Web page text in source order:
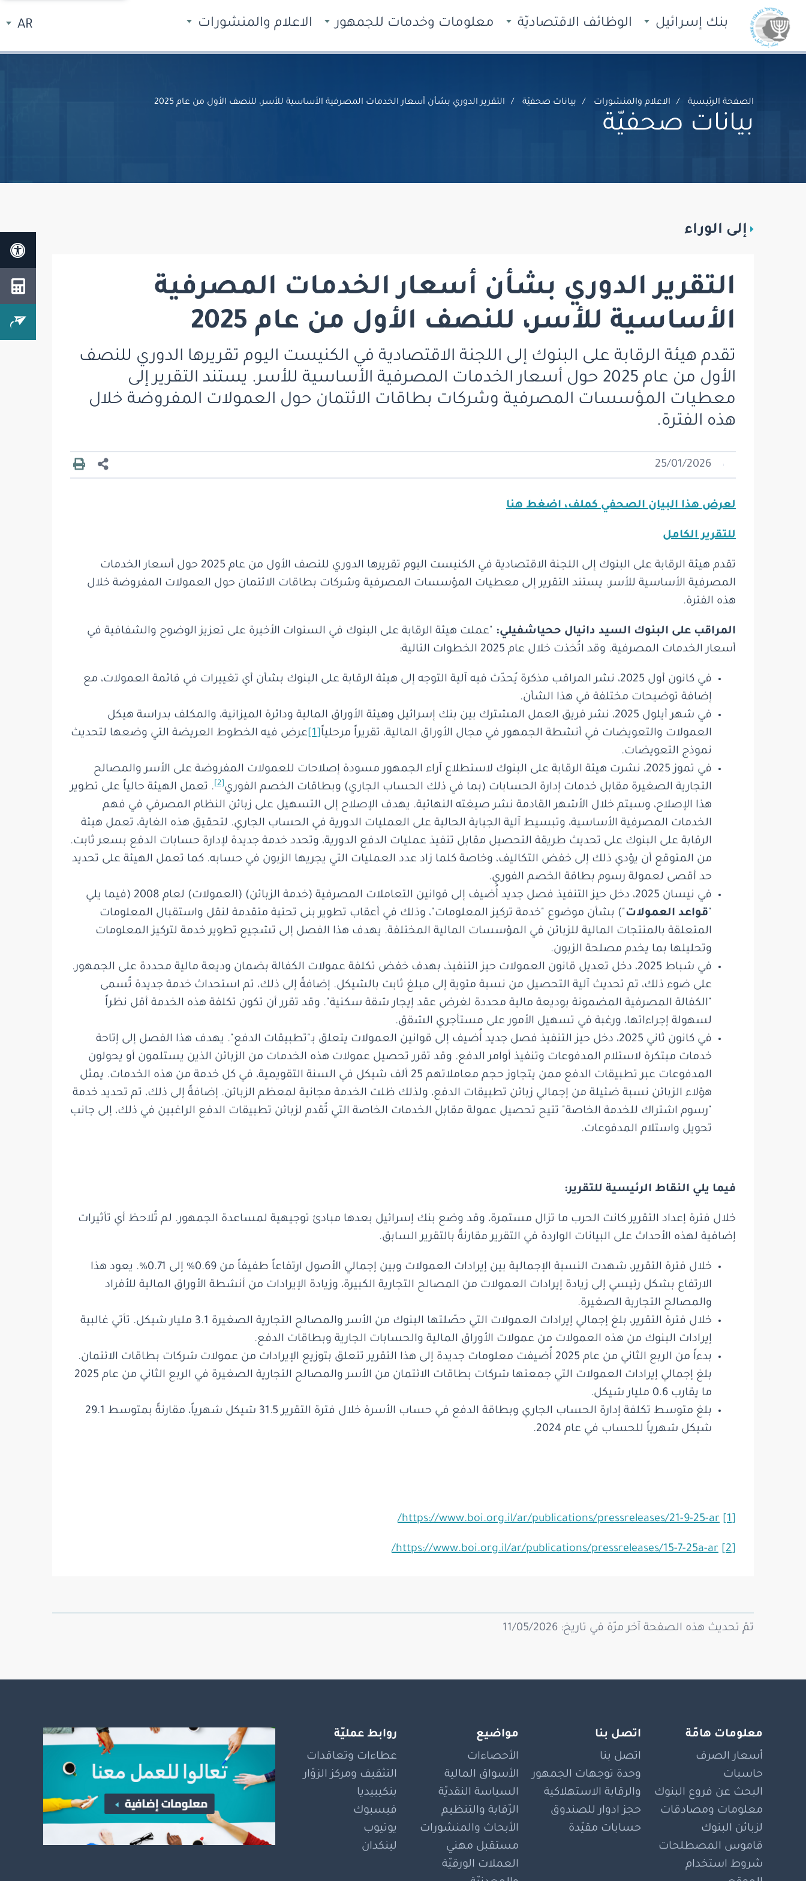
بنك إسرائيل الوظائف الاقتصاديّة معلومات وخدمات للجمهور الاعلام والمنشورات AR
الصفحة الرئيسية الاعلام والمنشورات بيانات صحفيّة التقرير الدوري بشأن أسعار الخدمات المصرفية الأساسية للأسر، للنصف الأول من عام 2025
بيانات صحفيّة
إلى الوراء
التقرير الدوري بشأن أسعار الخدمات المصرفية
الأساسية للأسر، للنصف الأول من عام 2025
تقدم هيئة الرقابة على البنوك إلى اللجنة الاقتصادية في الكنيست اليوم تقريرها الدوري للنصف
الأول من عام 2025 حول أسعار الخدمات المصرفية الأساسية للأسر. يستند التقرير إلى
معطيات المؤسسات المصرفية وشركات بطاقات الائتمان حول العمولات المفروضة خلال
هذه الفترة.
25/01/2026
لعرض هذا البيان الصحفي كملف، اضغط هنا
للتقرير الكامل
تقدم هيئة الرقابة على البنوك إلى اللجنة الاقتصادية في الكنيست اليوم تقريرها الدوري للنصف الأول من عام 2025 حول أسعار الخدمات
المصرفية الأساسية للأسر. يستند التقرير إلى معطيات المؤسسات المصرفية وشركات بطاقات الائتمان حول العمولات المفروضة خلال
هذه الفترة.
المراقب على البنوك السيد دانيال ححياشفيلي: "عملت هيئة الرقابة على البنوك في السنوات الأخيرة على تعزيز الوضوح والشفافية في
أسعار الخدمات المصرفية. وقد اتُخذت خلال عام 2025 الخطوات التالية:
في كانون أول 2025، نشر المراقب مذكرة يُحدّث فيه آلية التوجه إلى هيئة الرقابة على البنوك بشأن أي تغييرات في قائمة العمولات، مع
إضافة توضيحات مختلفة في هذا الشأن.
في شهر أيلول 2025، نشر فريق العمل المشترك بين بنك إسرائيل وهيئة الأوراق المالية ودائرة الميزانية، والمكلف بدراسة هيكل
العمولات والتعويضات في أنشطة الجمهور في مجال الأوراق المالية، تقريراً مرحلياً[1]
عرض فيه الخطوط العريضة التي وضعها لتحديث
نموذج التعويضات.
في تموز 2025، نشرت هيئة الرقابة على البنوك لاستطلاع آراء الجمهور مسودة إصلاحات للعمولات المفروضة على الأسر والمصالح
التجارية الصغيرة مقابل خدمات إدارة الحسابات (بما في ذلك الحساب الجاري) وبطاقات الخصم الفوري [2]
. تعمل الهيئة حالياً على تطوير
هذا الإصلاح، وسيتم خلال الأشهر القادمة نشر صيغته النهائية. يهدف الإصلاح إلى التسهيل على زبائن النظام المصرفي في فهم
الخدمات المصرفية الأساسية، وتبسيط آلية الجباية الحالية على العمليات الدورية في الحساب الجاري. لتحقيق هذه الغاية، تعمل هيئة
الرقابة على البنوك على تحديث طريقة التحصيل مقابل تنفيذ عمليات الدفع الدورية، وتحدد خدمة جديدة لإدارة حسابات الدفع بسعر ثابت.
من المتوقع أن يؤدي ذلك إلى خفض التكاليف، وخاصة كلما زاد عدد العمليات التي يجريها الزبون في حسابه. كما تعمل الهيئة على تحديد
حد أقصى لعمولة رسوم بطاقة الخصم الفوري.
في نيسان 2025، دخل حيز التنفيذ فصل جديد أُضيف إلى قوانين التعاملات المصرفية (خدمة الزبائن) (العمولات) لعام 2008 (فيما يلي
قواعد العمولات ") بشأن موضوع "خدمة تركيز المعلومات"، وذلك في أعقاب تطوير بنى تحتية متقدمة لنقل واستقبال المعلومات
المتعلقة بالمنتجات المالية للزبائن في المؤسسات المالية المختلفة. يهدف هذا الفصل إلى تشجيع تطوير خدمة لتركيز المعلومات
وتحليلها بما يخدم مصلحة الزبون.
في شباط 2025، دخل تعديل قانون العمولات حيز التنفيذ، بهدف خفض تكلفة عمولات الكفالة بضمان وديعة مالية محددة على الجمهور.
على ضوء ذلك، تم تحديث آلية التحصيل من نسبة مئوية إلى مبلغ ثابت بالشيكل. إضافةً إلى ذلك، تم استحداث خدمة جديدة تُسمى
"الكفالة المصرفية المضمونة بوديعة مالية محددة لغرض عقد إيجار شقة سكنية". وقد تقرر أن تكون تكلفة هذه الخدمة أقل نظراً
لسهولة إجراءاتها، ورغبة في تسهيل الأمور على مستأجري الشقق.
في كانون ثاني 2025، دخل حيز التنفيذ فصل جديد أُضيف إلى قوانين العمولات يتعلق بـ"تطبيقات الدفع". يهدف هذا الفصل إلى إتاحة
خدمات مبتكرة لاستلام المدفوعات وتنفيذ أوامر الدفع. وقد تقرر تحصيل عمولات هذه الخدمات من الزبائن الذين يستلمون أو يحولون
المدفوعات عبر تطبيقات الدفع ممن يتجاوز حجم معاملاتهم 25 ألف شيكل في السنة التقويمية، في كل خدمة من هذه الخدمات. يمثل
هؤلاء الزبائن نسبة ضئيلة من إجمالي زبائن تطبيقات الدفع، ولذلك ظلت الخدمة مجانية لمعظم الزبائن. إضافةً إلى ذلك، تم تحديد خدمة
"رسوم اشتراك للخدمة الخاصة" تتيح تحصيل عمولة مقابل الخدمات الخاصة التي تُقدم لزبائن تطبيقات الدفع الراغبين في ذلك، إلى جانب
تحويل واستلام المدفوعات.
فيما يلي النقاط الرئيسية للتقرير:
خلال فترة إعداد التقرير كانت الحرب ما تزال مستمرة، وقد وضع بنك إسرائيل بعدها مبادئ توجيهية لمساعدة الجمهور. لم تُلاحظ أي تأثيرات
إضافية لهذه الأحداث على البيانات الواردة في التقرير مقارنةً بالتقرير السابق.
خلال فترة التقرير، شهدت النسبة الإجمالية بين إيرادات العمولات وبين إجمالي الأصول ارتفاعاً طفيفاً من 0.69% إلى 0.71%. يعود هذا
الارتفاع بشكل رئيسي إلى زيادة إيرادات العمولات من المصالح التجارية الكبيرة، وزيادة الإيرادات من أنشطة الأوراق المالية للأفراد
والمصالح التجارية الصغيرة.
خلال فترة التقرير، بلغ إجمالي إيرادات العمولات التي حصّلتها البنوك من الأسر والمصالح التجارية الصغيرة 3.1 مليار شيكل. تأتي غالبية
إيرادات البنوك من هذه العمولات من عمولات الأوراق المالية والحسابات الجارية وبطاقات الدفع.
بدءاً من الربع الثاني من عام 2025 أُضيفت معلومات جديدة إلى هذا التقرير تتعلق بتوزيع الإيرادات من عمولات شركات بطاقات الائتمان.
بلغ إجمالي إيرادات العمولات التي جمعتها شركات بطاقات الائتمان من الأسر والمصالح التجارية الصغيرة في الربع الثاني من عام 2025
ما يقارب 0.6 مليار شيكل.
بلغ متوسط ​​تكلفة إدارة الحساب الجاري وبطاقة الدفع في حساب الأسرة خلال فترة التقرير 31.5 شيكل شهرياً، مقارنةً بمتوسط ​​29.1
شيكل شهرياً للحساب في عام 2024.
[1]
https://www.boi.org.il/ar/publications/pressreleases/21-9-25-ar/
[2]
https://www.boi.org.il/ar/publications/pressreleases/15-7-25a-ar/
تمّ تحديث هذه الصفحة آخر مرّة في تاريخ: 11/05/2026
معلومات هامّة
أسعار الصرف
حاسبات
البحث عن فروع البنوك
معلومات ومصادقات
لزبائن البنوك
قاموس المصطلحات
شروط استخدام
اتصل بنا
اتصل بنا
وحدة توجهات الجمهور
والرقابة الاستهلاكية
حجز ادوار للصندوق
حسابات مقيّدة
مواضيع
الأحصاءات
الأسواق المالية
السياسة النقديّة
الرّقابة والتنظيم
الأبحاث والمنشورات
مستقبل مهني
العملات الورقيّة
روابط عمليّة
عطاءات وتعاقدات
التثقيف ومركز الزوّار
بنكيبيديا
فيسبوك
يوتيوب
لينكدان